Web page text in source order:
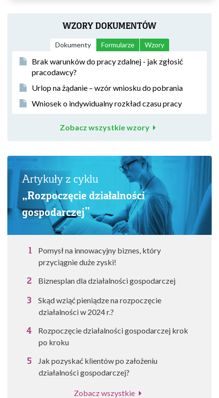
WZORY DOKUMENTÓW
Dokumenty Formularze Wzory
Brak warunków do pracy zdalnej - jak zgłosić
pracodawcy?
Urlop na żądanie – wzór wniosku do pobrania
Wniosek o indywidualny rozkład czasu pracy
Zobacz wszystkie wzory
Artykuły z cyklu
„Rozpoczęcie działalności
gospodarczej”
Pomysł na innowacyjny biznes, który
przyciągnie duże zyski!
Biznesplan dla działalności gospodarczej
Skąd wziąć pieniądze na rozpoczęcie
działalności w 2024 r.?
Rozpoczęcie działalności gospodarczej krok
po kroku
Jak pozyskać klientów po założeniu
działalności gospodarczej?
Zobacz wszystkie